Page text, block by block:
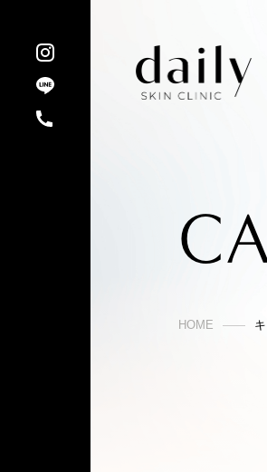
HOME